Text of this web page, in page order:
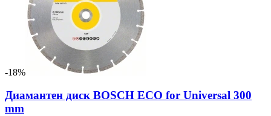
-18%
Диамантен диск BOSCH ECO for Universal 300
mm